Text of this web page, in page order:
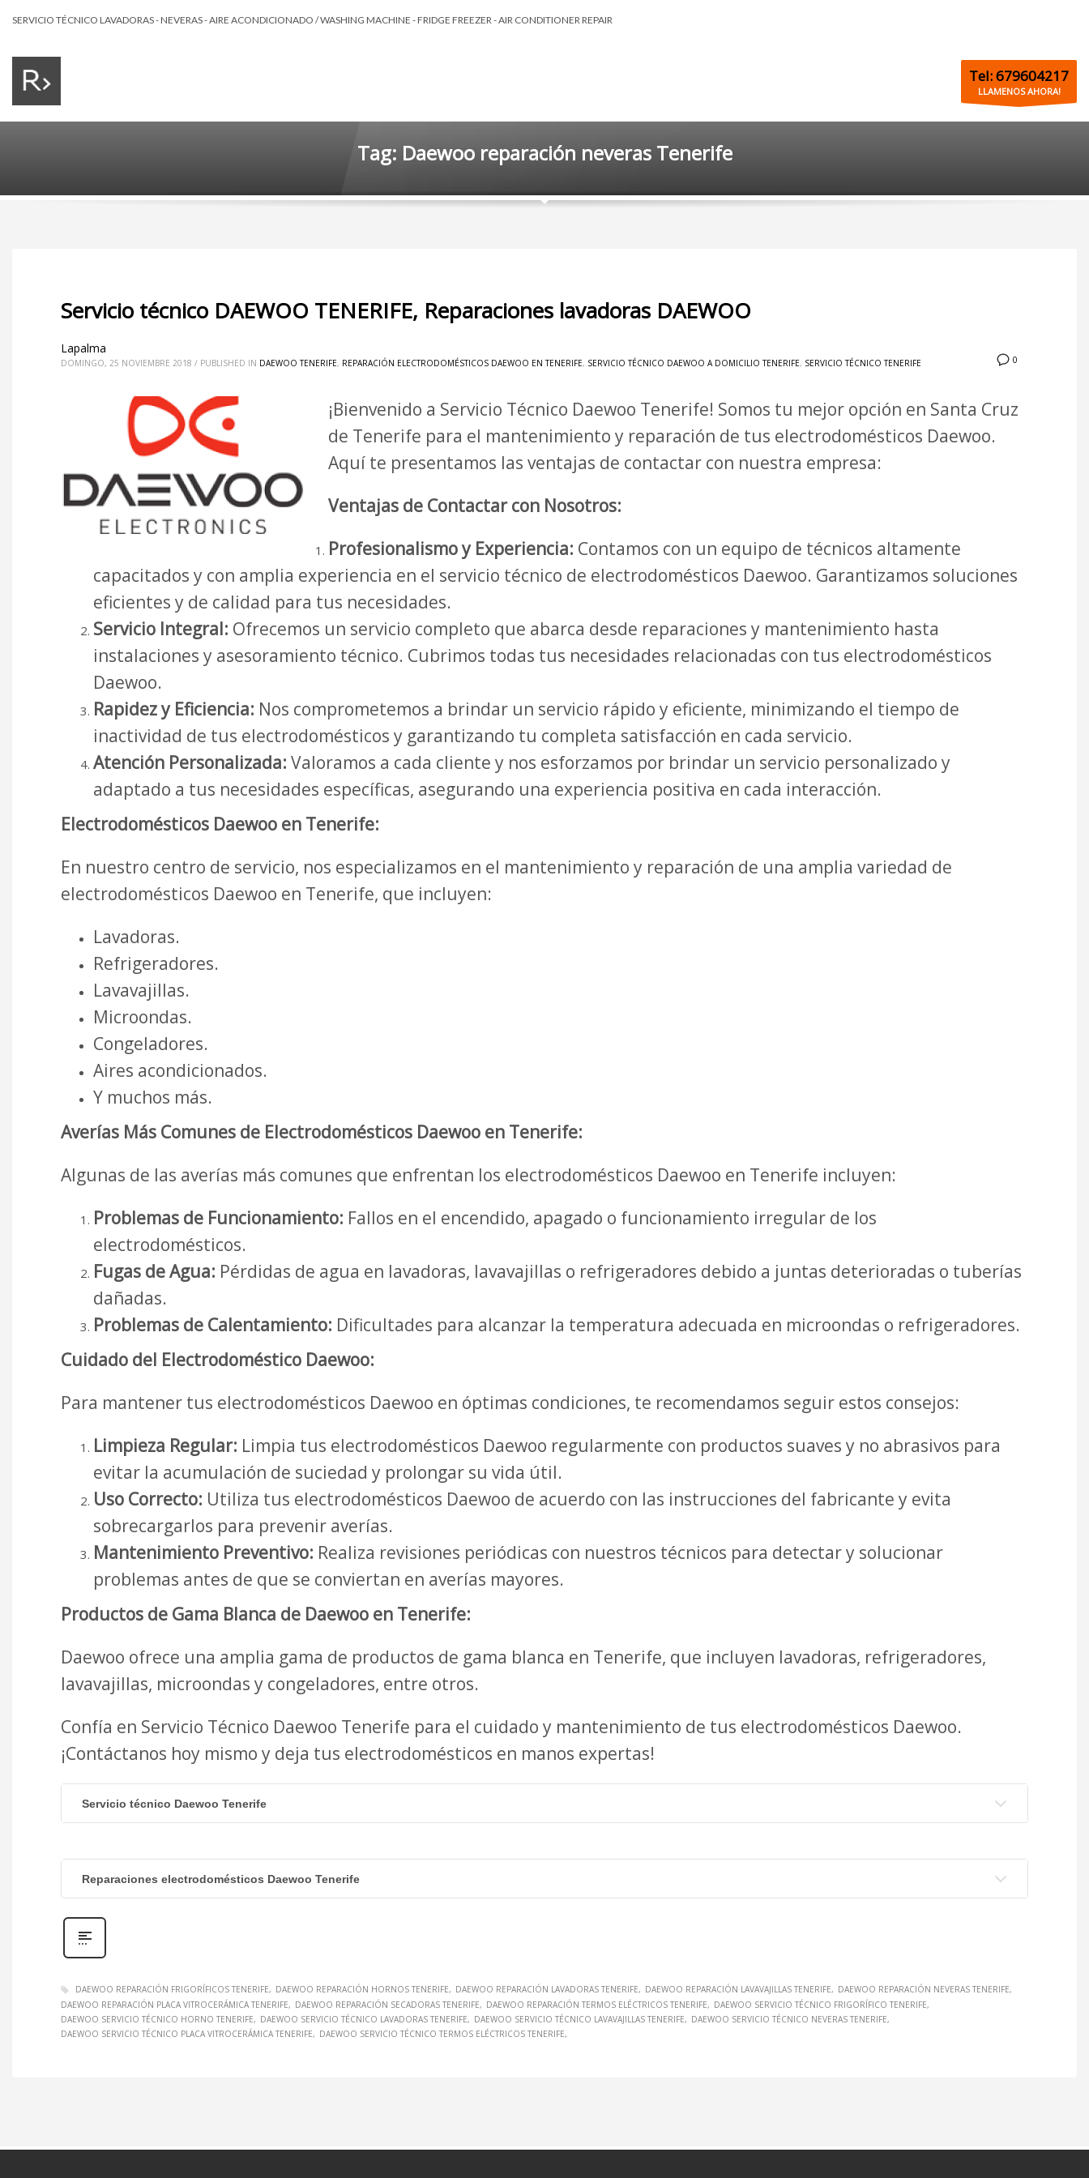
SERVICIO TÉCNICO LAVADORAS - NEVERAS - AIRE ACONDICIONADO / WASHING MACHINE - FRIDGE FREEZER - AIR CONDITIONER REPAIR
Tel: 679604217
LLAMENOS AHORA!
Tag: Daewoo reparación neveras Tenerife
Servicio técnico DAEWOO TENERIFE, Reparaciones lavadoras DAEWOO
0
Lapalma
DOMINGO, 25 NOVIEMBRE 2018 / PUBLISHED IN DAEWOO TENERIFE, REPARACIÓN ELECTRODOMÉSTICOS DAEWOO EN TENERIFE, SERVICIO TÉCNICO DAEWOO A DOMICILIO TENERIFE, SERVICIO TÉCNICO TENERIFE
¡Bienvenido a Servicio Técnico Daewoo Tenerife! Somos tu mejor opción en Santa Cruz
de Tenerife para el mantenimiento y reparación de tus electrodomésticos Daewoo.
Aquí te presentamos las ventajas de contactar con nuestra empresa:
Ventajas de Contactar con Nosotros:
Profesionalismo y Experiencia: Contamos con un equipo de técnicos altamente
capacitados y con amplia experiencia en el servicio técnico de electrodomésticos Daewoo. Garantizamos soluciones
eficientes y de calidad para tus necesidades.
Servicio Integral: Ofrecemos un servicio completo que abarca desde reparaciones y mantenimiento hasta
instalaciones y asesoramiento técnico. Cubrimos todas tus necesidades relacionadas con tus electrodomésticos
Daewoo.
Rapidez y Eficiencia: Nos comprometemos a brindar un servicio rápido y eficiente, minimizando el tiempo de
inactividad de tus electrodomésticos y garantizando tu completa satisfacción en cada servicio.
Atención Personalizada: Valoramos a cada cliente y nos esforzamos por brindar un servicio personalizado y
adaptado a tus necesidades específicas, asegurando una experiencia positiva en cada interacción.
Electrodomésticos Daewoo en Tenerife:
En nuestro centro de servicio, nos especializamos en el mantenimiento y reparación de una amplia variedad de
electrodomésticos Daewoo en Tenerife, que incluyen:
Lavadoras.
Refrigeradores.
Lavavajillas.
Microondas.
Congeladores.
Aires acondicionados.
Y muchos más.
Averías Más Comunes de Electrodomésticos Daewoo en Tenerife:
Algunas de las averías más comunes que enfrentan los electrodomésticos Daewoo en Tenerife incluyen:
Problemas de Funcionamiento: Fallos en el encendido, apagado o funcionamiento irregular de los
electrodomésticos.
Fugas de Agua: Pérdidas de agua en lavadoras, lavavajillas o refrigeradores debido a juntas deterioradas o tuberías
dañadas.
Problemas de Calentamiento: Dificultades para alcanzar la temperatura adecuada en microondas o refrigeradores.
Cuidado del Electrodoméstico Daewoo:
Para mantener tus electrodomésticos Daewoo en óptimas condiciones, te recomendamos seguir estos consejos:
Limpieza Regular: Limpia tus electrodomésticos Daewoo regularmente con productos suaves y no abrasivos para
evitar la acumulación de suciedad y prolongar su vida útil.
Uso Correcto: Utiliza tus electrodomésticos Daewoo de acuerdo con las instrucciones del fabricante y evita
sobrecargarlos para prevenir averías.
Mantenimiento Preventivo: Realiza revisiones periódicas con nuestros técnicos para detectar y solucionar
problemas antes de que se conviertan en averías mayores.
Productos de Gama Blanca de Daewoo en Tenerife:
Daewoo ofrece una amplia gama de productos de gama blanca en Tenerife, que incluyen lavadoras, refrigeradores,
lavavajillas, microondas y congeladores, entre otros.
Confía en Servicio Técnico Daewoo Tenerife para el cuidado y mantenimiento de tus electrodomésticos Daewoo.
¡Contáctanos hoy mismo y deja tus electrodomésticos en manos expertas!
Servicio técnico Daewoo Tenerife
Reparaciones electrodomésticos Daewoo Tenerife
DAEWOO REPARACIÓN FRIGORÍFICOS TENERIFE DAEWOO REPARACIÓN HORNOS TENERIFE DAEWOO REPARACIÓN LAVADORAS TENERIFE DAEWOO REPARACIÓN LAVAVAJILLAS TENERIFE
DAEWOO REPARACIÓN NEVERAS TENERIFE
DAEWOO REPARACIÓN PLACA VITROCERÁMICA TENERIFE
DAEWOO REPARACIÓN SECADORAS TENERIFE DAEWOO REPARACIÓN TERMOS ELÉCTRICOS TENERIFE
DAEWOO SERVICIO TÉCNICO FRIGORÍFICO TENERIFE
DAEWOO SERVICIO TÉCNICO HORNO TENERIFE
DAEWOO SERVICIO TÉCNICO LAVADORAS TENERIFE DAEWOO SERVICIO TÉCNICO LAVAVAJILLAS TENERIFE
DAEWOO SERVICIO TÉCNICO NEVERAS TENERIFE
DAEWOO SERVICIO TÉCNICO PLACA VITROCERÁMICA TENERIFE
DAEWOO SERVICIO TÉCNICO TERMOS ELÉCTRICOS TENERIFE